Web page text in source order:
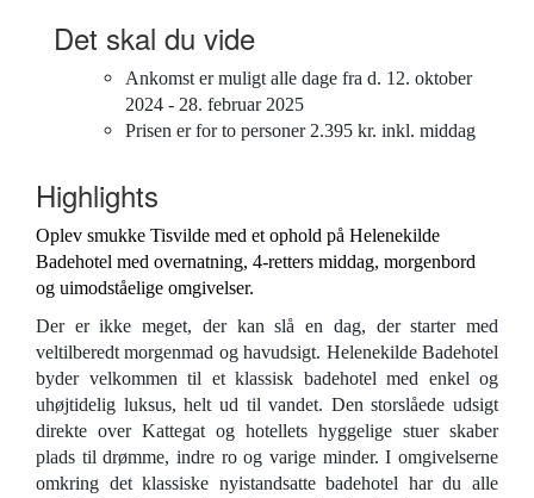
Det skal du vide
Ankomst er muligt alle dage fra d. 12. oktober
2024 - 28. februar 2025
Prisen er for to personer 2.395 kr. inkl. middag
Highlights
Oplev smukke Tisvilde med et ophold på Helenekilde
Badehotel med overnatning, 4-retters middag, morgenbord
og uimodståelige omgivelser.
Der er ikke meget, der kan slå en dag, der starter med
veltilberedt morgenmad og havudsigt. Helenekilde Badehotel
byder velkommen til et klassisk badehotel med enkel og
uhøjtidelig luksus, helt ud til vandet. Den storslåede udsigt
direkte over Kattegat og hotellets hyggelige stuer skaber
plads til drømme, indre ro og varige minder. I omgivelserne
omkring det klassiske nyistandsatte badehotel har du alle